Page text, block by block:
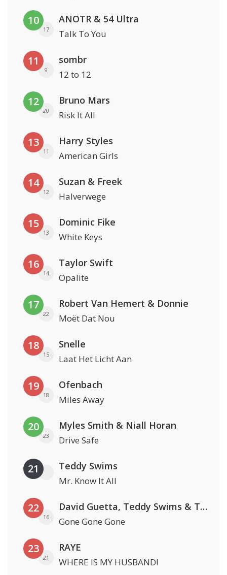
10
17
ANOTR & 54 Ultra
Talk To You
11
9
sombr
12 to 12
12
20
Bruno Mars
Risk It All
13
11
Harry Styles
American Girls
14
12
Suzan & Freek
Halverwege
15
13
Dominic Fike
White Keys
16
14
Taylor Swift
Opalite
17
22
Robert Van Hemert & Donnie
Moët Dat Nou
18
15
Snelle
Laat Het Licht Aan
19
18
Ofenbach
Miles Away
20
23
Myles Smith & Niall Horan
Drive Safe
21 Teddy Swims
Mr. Know It All
22
16
David Guetta, Teddy Swims & Tones And I
Gone Gone Gone
23
21
RAYE
WHERE IS MY HUSBAND!